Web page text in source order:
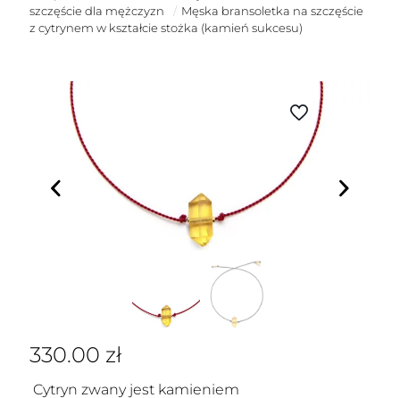
szczęście dla mężczyzn
/ Męska bransoletka na szczęście
z cytrynem w kształcie stożka (kamień sukcesu)
330.00 zł
Cytryn zwany jest kamieniem